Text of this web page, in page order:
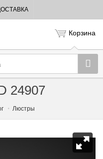
Корзина
24907
Люстры